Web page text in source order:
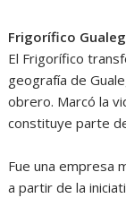
Frigorífico
El Frigorífico
geografía de
obrero. Marcó la
constituye parte
Fue una empresa
a partir de la